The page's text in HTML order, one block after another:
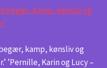
kamp, kønsliv og
’Pernille, Karin og Lucy –